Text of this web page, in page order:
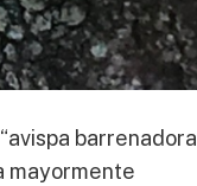
barrenadora
mayormente